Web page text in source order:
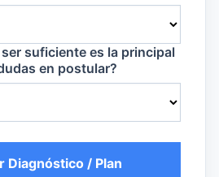
suficiente es la principal
en postular?
Diagnóstico / Plan